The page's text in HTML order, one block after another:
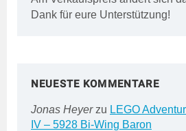
Dank für eure Unterstützung!
NEUESTE KOMMENTARE
Jonas Heyerzu LEGO
IV – 5928 Bi-Wing Baron